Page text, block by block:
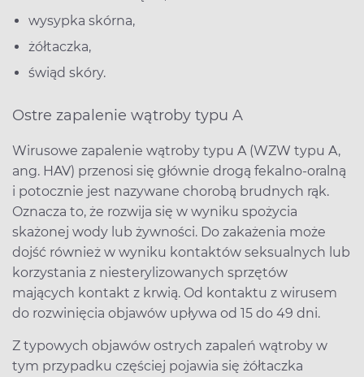
wysypka skórna,
żółtaczka,
świąd skóry.
Ostre zapalenie wątroby typu A
Wirusowe zapalenie wątroby typu A (WZW typu A,
ang. HAV) przenosi się głównie drogą fekalno-oralną
i potocznie jest nazywane chorobą brudnych rąk.
Oznacza to, że rozwija się w wyniku spożycia
skażonej wody lub żywności. Do zakażenia może
dojść również w wyniku kontaktów seksualnych lub
korzystania z niesterylizowanych sprzętów
mających kontakt z krwią. Od kontaktu z wirusem
do rozwinięcia objawów upływa od 15 do 49 dni.
Z typowych objawów ostrych zapaleń wątroby w
tym przypadku częściej pojawia się żółtaczka